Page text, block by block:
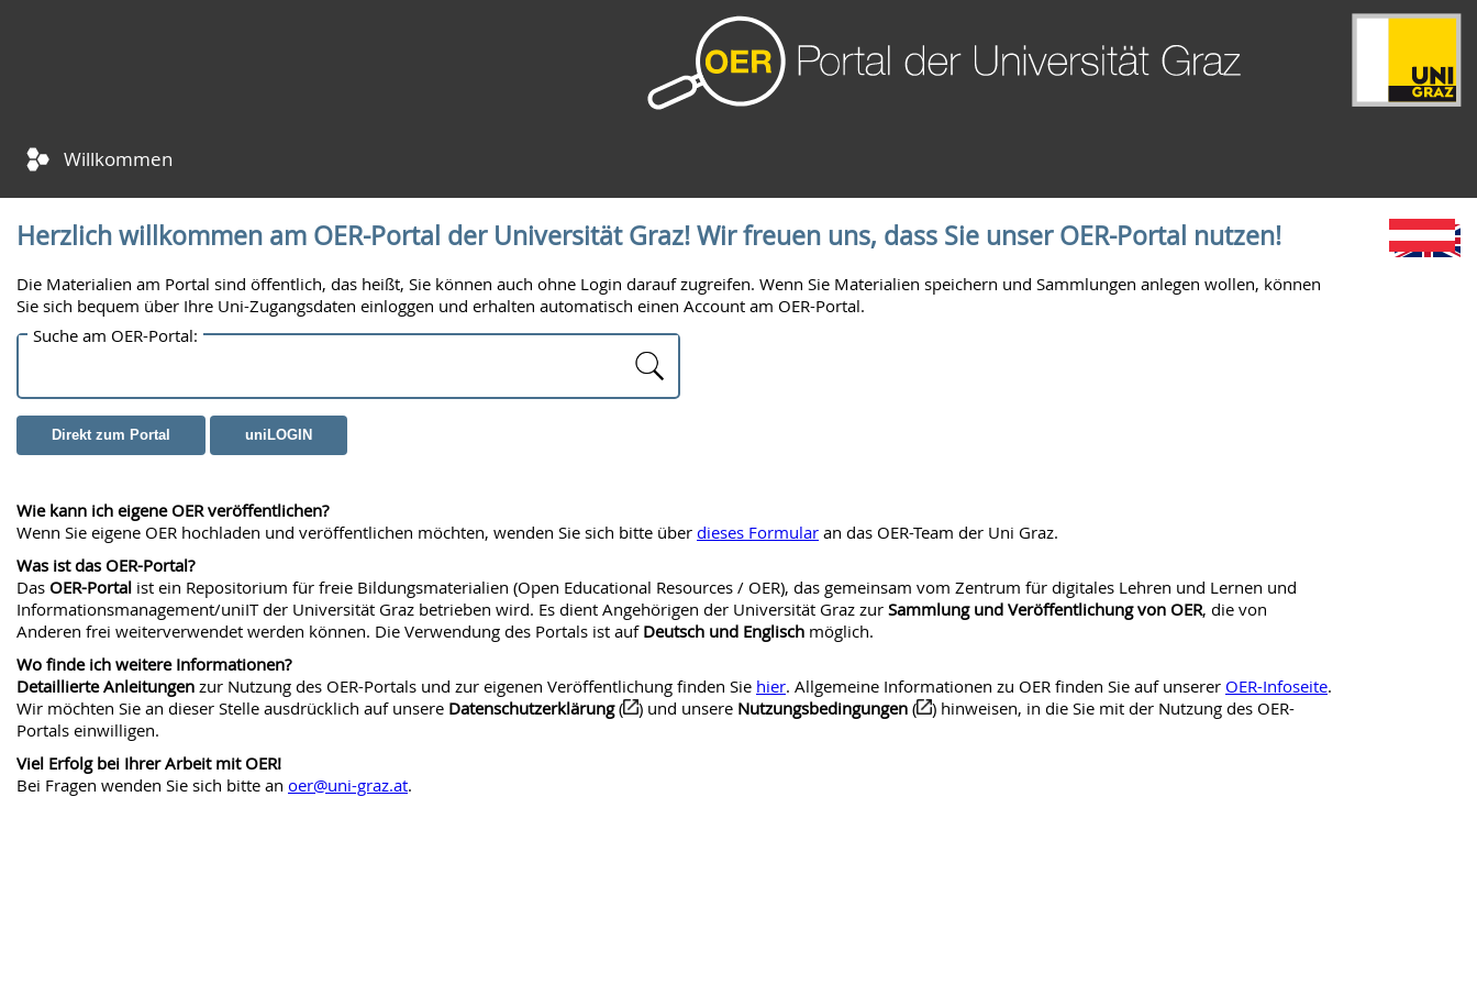
Willkommen
Herzlich willkommen am OER-Portal der Universität Graz! Wir freuen uns, dass Sie unser OER-Portal nutzen!
Die Materialien am Portal sind öffentlich, das heißt, Sie können auch ohne Login darauf zugreifen. Wenn Sie Materialien speichern und Sammlungen anlegen wollen, können
Sie sich bequem über Ihre Uni-Zugangsdaten einloggen und erhalten automatisch einen Account am OER-Portal.
Suche am OER-Portal:
Direkt zum Portal uniLOGIN
Wie kann ich eigene OER veröffentlichen?
Wenn Sie eigene OER hochladen und veröffentlichen möchten, wenden Sie sich bitte über dieses Formular an das OER-Team der Uni Graz.
Was ist das OER-Portal?
Das OER-Portal ist ein Repositorium für freie Bildungsmaterialien (Open Educational Resources / OER), das gemeinsam vom Zentrum für digitales Lehren und Lernen und
Informationsmanagement/uniIT der Universität Graz betrieben wird. Es dient Angehörigen der Universität Graz zur Sammlung und Veröffentlichung von OER, die von
Anderen frei weiterverwendet werden können. Die Verwendung des Portals ist auf Deutsch und Englisch möglich.
Wo finde ich weitere Informationen?
Detaillierte Anleitungen zur Nutzung des OER-Portals und zur eigenen Veröffentlichung finden Sie hier. Allgemeine Informationen zu OER finden Sie auf unserer OER-Infoseite.
Wir möchten Sie an dieser Stelle ausdrücklich auf unsere Datenschutzerklärung( ) und unsere Nutzungsbedingungen (
) hinweisen, in die Sie mit der Nutzung des OER-
Portals einwilligen.
Viel Erfolg bei Ihrer Arbeit mit OER!
Bei Fragen wenden Sie sich bitte an oer@uni-graz.at.